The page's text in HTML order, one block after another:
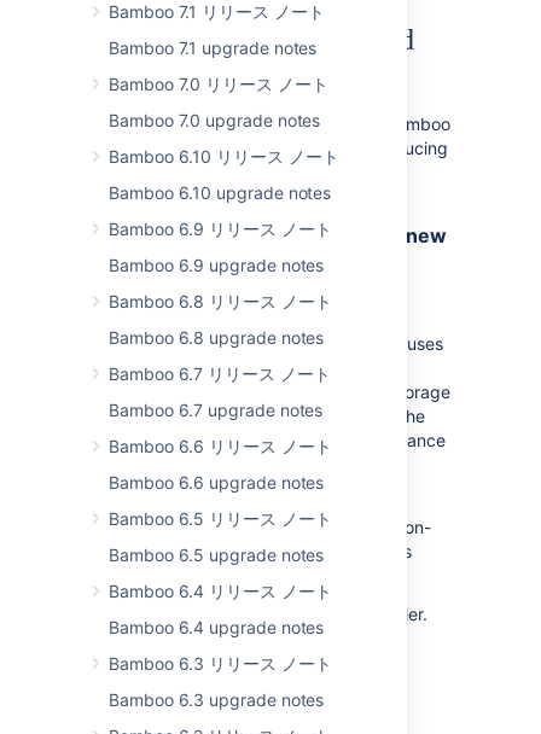
Bamboo 7.1 リリース ノート
Bamboo 7.1 upgrade notes
Bamboo 7.0 リリース ノート
Bamboo 7.0 upgrade notes
Bamboo 6.10 リリース ノート
Bamboo 6.10 upgrade notes
Bamboo 6.9 リリース ノート
Bamboo 6.9 upgrade notes
Bamboo 6.8 リリース ノート
Bamboo 6.8 upgrade notes
Bamboo 6.7 リリース ノート
Bamboo 6.7 upgrade notes
Bamboo 6.6 リリース ノート
Bamboo 6.6 upgrade notes
Bamboo 6.5 リリース ノート
Bamboo 6.5 upgrade notes
Bamboo 6.4 リリース ノート
Bamboo 6.4 upgrade notes
Bamboo 6.3 リリース ノート
Bamboo 6.3 upgrade notes
Optimized performance and
reliability
We’ve worked hard to make sure that Bamboo
is fast, responsive, and reliable by introducing
a whole slew of improvements.
Reduced resource usage with the new
SFTP artifact handler
DATA CENTER
We’ve added a new artifact handler that uses
the SFTP protocol for transferring build
artifacts to and from a dedicated SSH storage
server. This reduces resource usage on the
Bamboo server and improves its performance
remote server.
The SFTP artifact handler supports both on-
premise and cloud-based storage servers
about the SFTP artifact handler.
Faster deployment data collection